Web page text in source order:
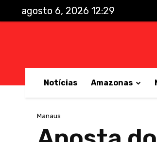
agosto 6, 2026 12:29
Notícias Amazonas
Manaus